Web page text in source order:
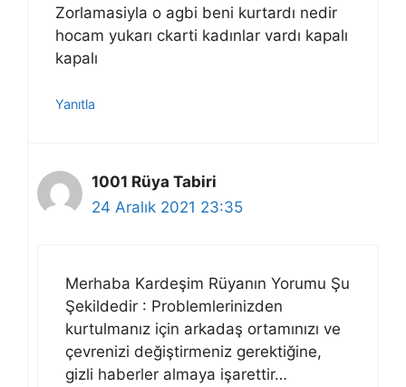
Zorlamasiyla o agbi beni kurtardı nedir
hocam yukarı ckarti kadınlar vardı kapalı
kapalı
Yanıtla
1001 Rüya Tabiri
24 Aralık 2021 23:35
Merhaba Kardeşim Rüyanın Yorumu Şu
Şekildedir : Problemlerinizden
kurtulmanız için arkadaş ortamınızı ve
çevrenizi değiştirmeniz gerektiğine,
gizli haberler almaya işarettir…